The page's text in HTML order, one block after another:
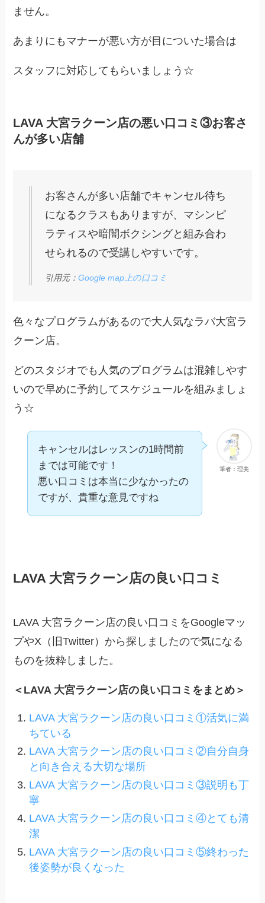
ません。
あまりにもマナーが悪い方が目についた場合は
スタッフに対応してもらいましょう☆
LAVA 大宮ラクーン店の悪い口コミ③お客さ
んが多い店舗
お客さんが多い店舗でキャンセル待ち
になるクラスもありますが、マシンピ
ラティスや暗闇ボクシングと組み合わ
せられるので受講しやすいです。
引用元：Google map上の口コミ
色々なプログラムがあるので大人気なラバ大宮ラ
クーン店。
どのスタジオでも人気のプログラムは混雑しやす
いので早めに予約してスケジュールを組みましょ
う☆
筆者：理美
キャンセルはレッスンの1時間前
までは可能です！
悪い口コミは本当に少なかったの
ですが、貴重な意見ですね
LAVA 大宮ラクーン店の良い口コミ
LAVA 大宮ラクーン店の良い口コミをGoogleマッ
プやX（旧Twitter）から探しましたので気になる
ものを抜粋しました。
＜LAVA 大宮ラクーン店の良い口コミをまとめ＞
LAVA 大宮ラクーン店の良い口コミ①活気に満
ちている
LAVA 大宮ラクーン店の良い口コミ②自分自身
と向き合える大切な場所
LAVA 大宮ラクーン店の良い口コミ③説明も丁
寧
LAVA 大宮ラクーン店の良い口コミ④とても清
潔
LAVA 大宮ラクーン店の良い口コミ⑤終わった
後姿勢が良くなった